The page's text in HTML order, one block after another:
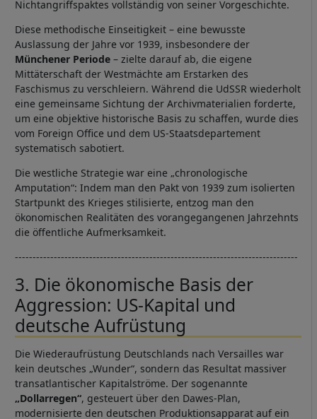
Nichtangriffspaktes vollständig von seiner Vorgeschichte.
Diese methodische Einseitigkeit – eine bewusste
Auslassung der Jahre vor 1939, insbesondere der
Münchener Periode – zielte darauf ab, die eigene
Mittäterschaft der Westmächte am Erstarken des
Faschismus zu verschleiern. Während die UdSSR wiederholt
eine gemeinsame Sichtung der Archivmaterialien forderte,
um eine objektive historische Basis zu schaffen, wurde dies
vom Foreign Office und dem US-Staatsdepartement
systematisch sabotiert.
Die westliche Strategie war eine „chronologische
Amputation“: Indem man den Pakt von 1939 zum isolierten
Startpunkt des Krieges stilisierte, entzog man den
ökonomischen Realitäten des vorangegangenen Jahrzehnts
die öffentliche Aufmerksamkeit.
--------------------------------------------------------------------------------
3. Die ökonomische Basis der
Aggression: US-Kapital und
deutsche Aufrüstung
Die Wiederaufrüstung Deutschlands nach Versailles war
kein deutsches „Wunder“, sondern das Resultat massiver
transatlantischer Kapitalströme. Der sogenannte
„Dollarregen“, gesteuert über den Dawes-Plan,
modernisierte den deutschen Produktionsapparat auf ein